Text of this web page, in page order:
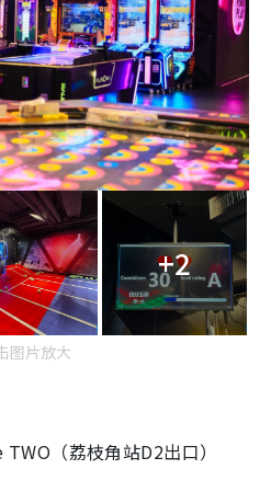
+2
图片放大
（荔枝角站D2出口）